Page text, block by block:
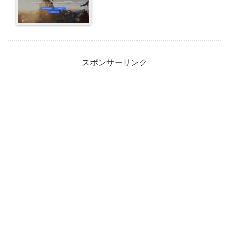
スポンサーリンク